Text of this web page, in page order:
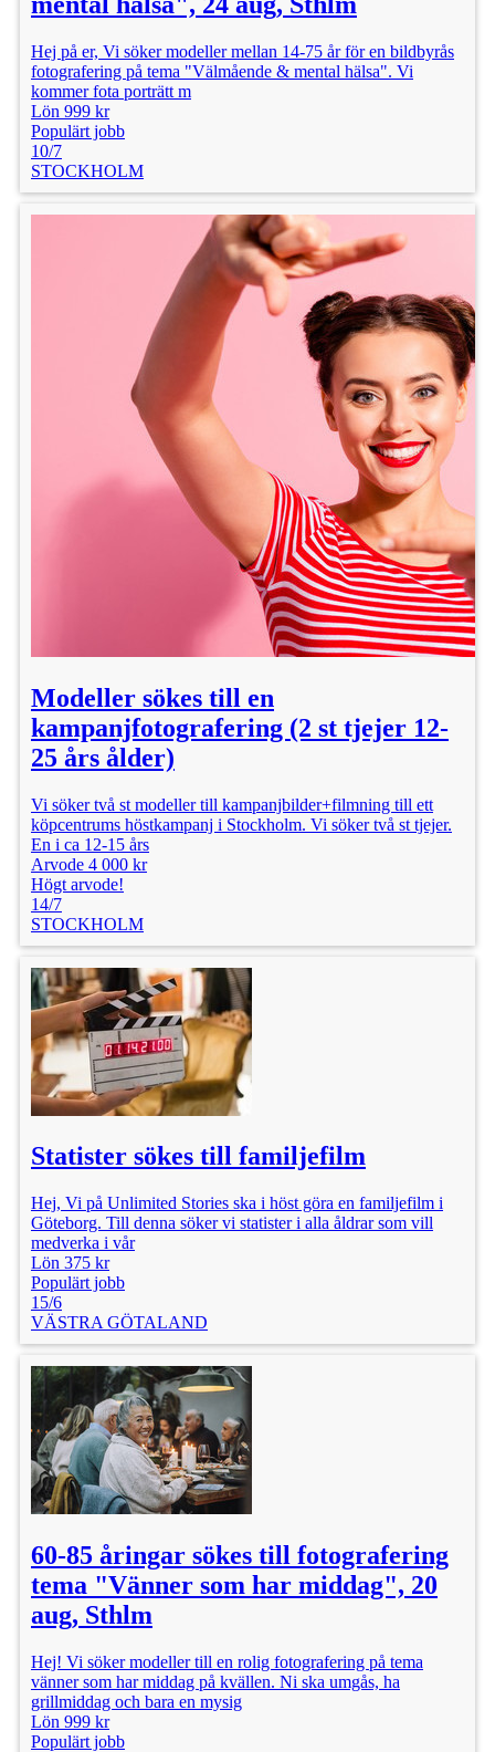
Hej på er, Vi söker modeller mellan 14-75 år för en bildbyrås
fotografering på tema "Välmående & mental hälsa". Vi
kommer fota porträtt m
Lön 999 kr
Populärt jobb
10/7
STOCKHOLM
Modeller sökes till en
kampanjfotografering (2 st tjejer 12-
25 års ålder)
Vi söker två st modeller till kampanjbilder+filmning till ett
köpcentrums höstkampanj i Stockholm. Vi söker två st tjejer.
En i ca 12-15 års
Arvode 4 000 kr
Högt arvode!
14/7
STOCKHOLM
Statister sökes till familjefilm
Hej, Vi på Unlimited Stories ska i höst göra en familjefilm i
Göteborg. Till denna söker vi statister i alla åldrar som vill
medverka i vår
Lön 375 kr
Populärt jobb
15/6
VÄSTRA GÖTALAND
60-85 åringar sökes till fotografering
tema "Vänner som har middag", 20
aug, Sthlm
Hej! Vi söker modeller till en rolig fotografering på tema
vänner som har middag på kvällen. Ni ska umgås, ha
grillmiddag och bara en mysig
Lön 999 kr
Populärt jobb